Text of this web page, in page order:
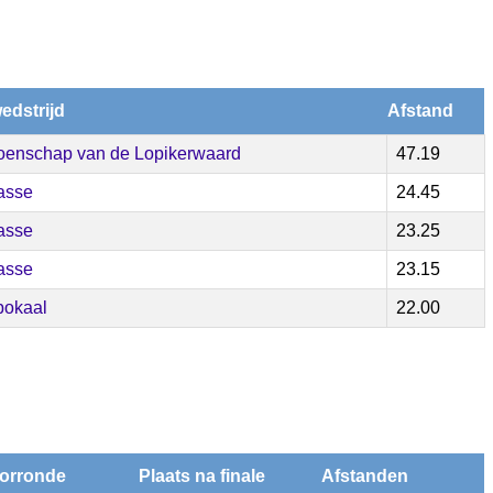
Afstand
van de Lopikerwaard 47.19
24.45
23.25
23.15
22.00
Plaats na finale Afstanden